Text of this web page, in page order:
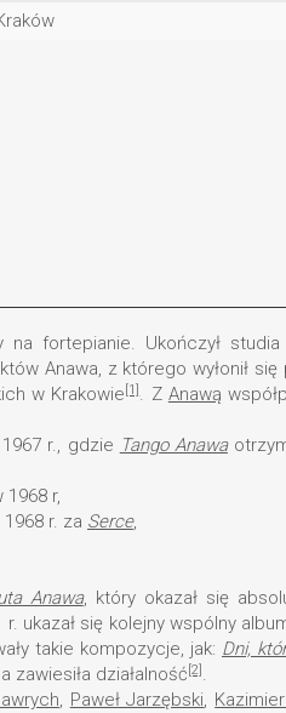
fortepianie. Ukończył
Anawa, z którego wyłonił
w Krakowie [1]. Z Anawą
r., gdzie Tango Anawa
r,
r. za Serce,
Anawa, który okazał się
r. ukazał się kolejny wspólny
takie kompozycje, jak: Dni,
zawiesiła działalność [2] .
, Paweł Jarzębski,